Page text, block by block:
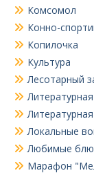
Комсомол
Конно-
Копилочка
Культура
Лесотарный
Локальные
Любимые
Марафон